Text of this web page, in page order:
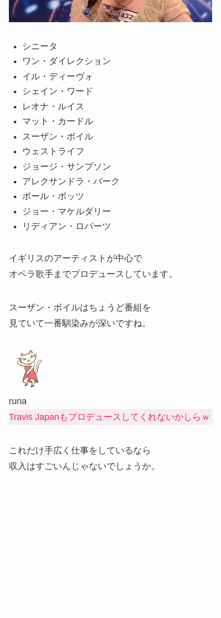
シニータ
ワン・ダイレクション
イル・ディーヴォ
シェイン・ワード
レオナ・ルイス
マット・カードル
スーザン・ボイル
ウェストライフ
ジョージ・サンプソン
アレクサンドラ・バーク
ポール・ポッツ
ジョー・マケルダリー
リディアン・ロバーツ
イギリスのアーティストが中心で
オペラ歌手までプロデュースしています。
スーザン・ボイルはちょうど番組を
見ていて一番馴染みが深いですね。
runa
Travis Japanもプロデュースしてくれないかしらｗ
これだけ手広く仕事をしているなら
収入はすごいんじゃないでしょうか。